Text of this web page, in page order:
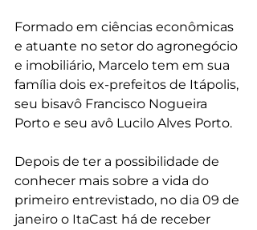
Formado em ciências econômicas
e atuante no setor do agronegócio
e imobiliário, Marcelo tem em sua
família dois ex-prefeitos de Itápolis,
seu bisavô Francisco Nogueira
Porto e seu avô Lucilo Alves Porto.
Depois de ter a possibilidade de
conhecer mais sobre a vida do
primeiro entrevistado, no dia 09 de
janeiro o ItaCast há de receber